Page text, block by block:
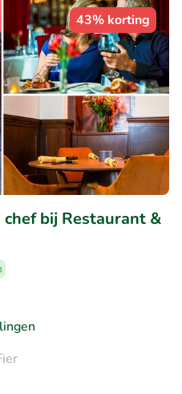
43% korting
bij Restaurant &